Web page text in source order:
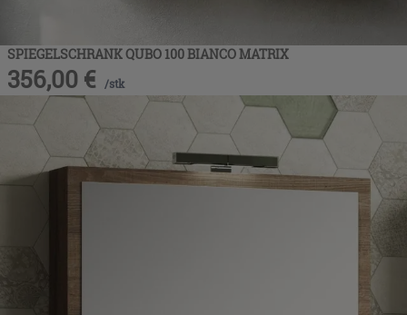
SPIEGELSCHRANK QUBO 100 BIANCO MATRIX
356,00 € /stk